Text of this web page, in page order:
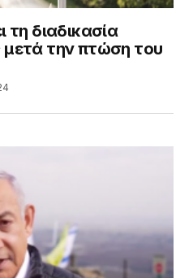
τη διαδικασία
την πτώση του